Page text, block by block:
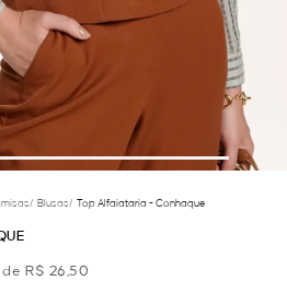
/ Blusas/ Top Alfaiataria - Conhaque
R$ 26,50